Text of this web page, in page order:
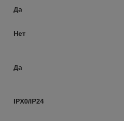
Да
Нет
Да
IPX0/IP24